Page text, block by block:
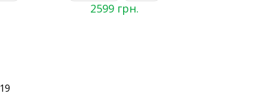
2599 грн.
19